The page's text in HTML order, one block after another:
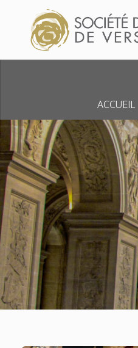
Skip to content
ACCUEIL